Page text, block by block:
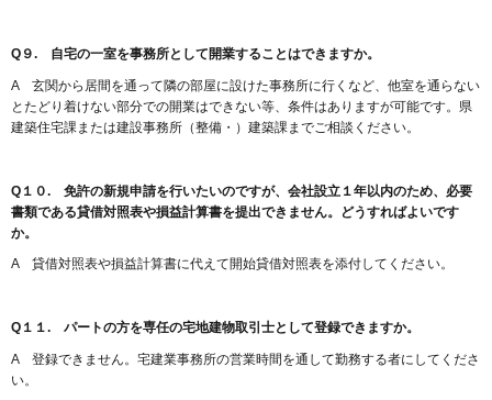
Q９. 自宅の一室を事務所として開業することはできますか。
A 玄関から居間を通って隣の部屋に設けた事務所に行くなど、他室を通らない
とたどり着けない部分での開業はできない等、条件はありますが可能です。県
建築住宅課または建設事務所（整備・）建築課までご相談ください。
Q１０. 免許の新規申請を行いたいのですが、会社設立１年以内のため、必要
書類である貸借対照表や損益計算書を提出できません。どうすればよいです
か。
A 貸借対照表や損益計算書に代えて開始貸借対照表を添付してください。
Q１１. パートの方を専任の宅地建物取引士として登録できますか。
A 登録できません。宅建業事務所の営業時間を通して勤務する者にしてくださ
い。